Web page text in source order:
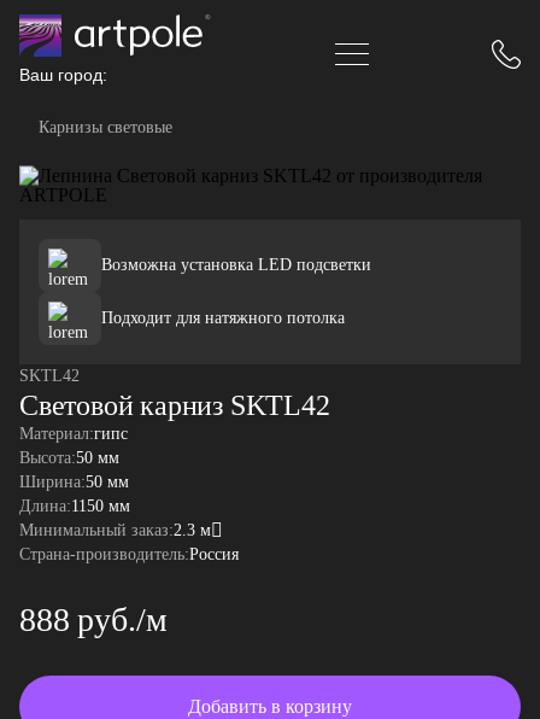
Ваш город:
Карнизы световые
Возможна установка LED подсветки
Подходит для натяжного потолка
SKTL42
Световой карниз SKTL42
Материал:гипс
Высота:50 мм
Ширина:50 мм
Длина:1150 мм
Минимальный заказ:2.3 м
Страна-производитель:Россия
888 руб./м
Добавить в корзину